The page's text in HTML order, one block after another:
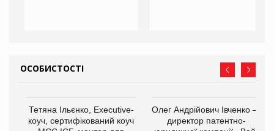
ОСОБИСТОСТІ
Тетяна Ільєнко, Executive-
коуч, сертифікований коуч
Олег Андрійович Івченко —
директор патентно-